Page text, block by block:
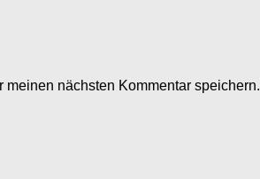
nächsten Kommentar speichern.